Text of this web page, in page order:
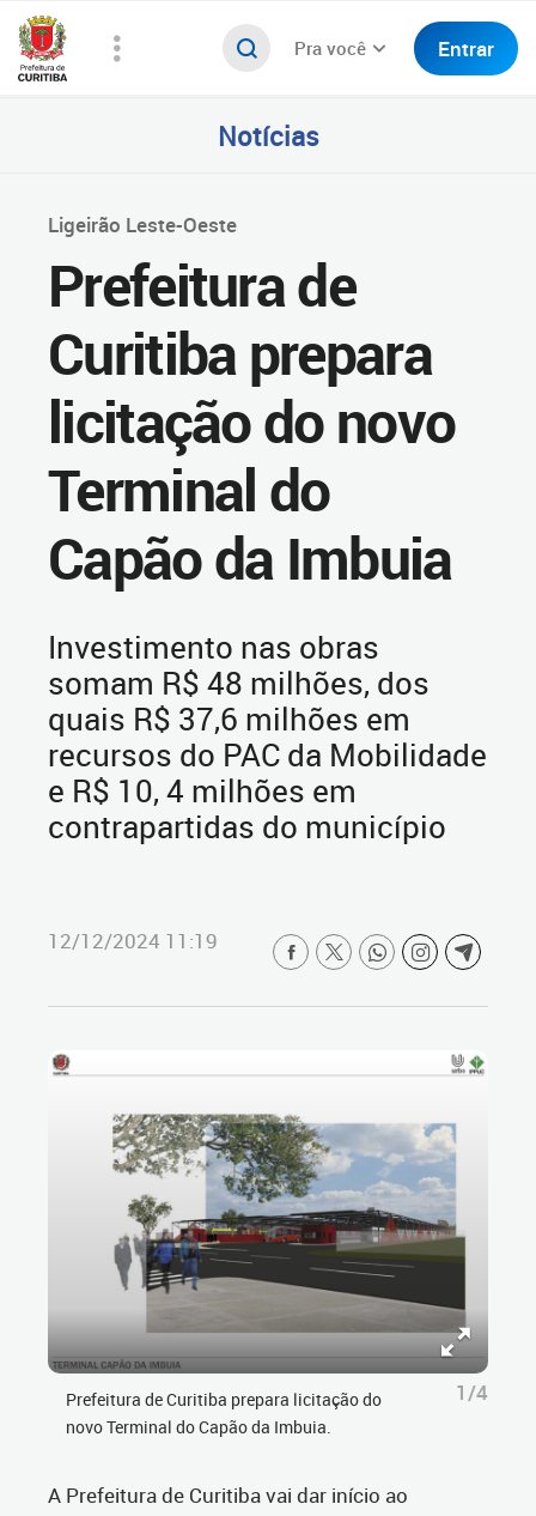
Pra você Entrar
Notícias
Ligeirão Leste-Oeste
Prefeitura de
Curitiba prepara
licitação do novo
Terminal do
Capão da Imbuia
Investimento nas obras
somam R$ 48 milhões, dos
quais R$ 37,6 milhões em
recursos do PAC da Mobilidade
e R$ 10, 4 milhões em
contrapartidas do município
12/12/2024 11:19
Prefeitura de Curitiba prepara licitação do
novo Terminal do Capão da Imbuia.
1/4
A Prefeitura de Curitiba vai dar início ao